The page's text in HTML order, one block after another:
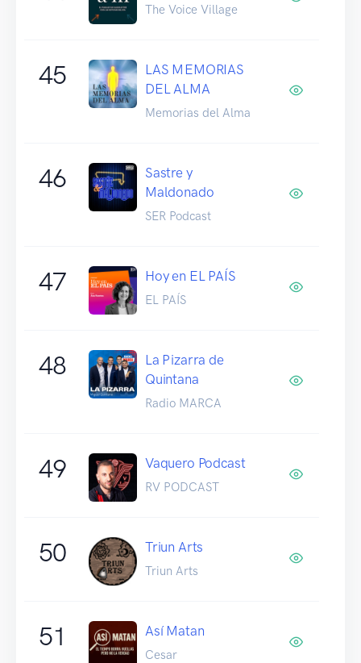
The Voice Village
45
LAS MEMORIAS
DEL ALMA
Memorias del Alma
46
Sastre y
Maldonado
SER Podcast
47 Hoy en EL PAÍS
EL PAÍS
48
La Pizarra de
Quintana
Radio MARCA
49 Vaquero Podcast
RV PODCAST
50 Triun Arts
Triun Arts
51 Así Matan
Cesar